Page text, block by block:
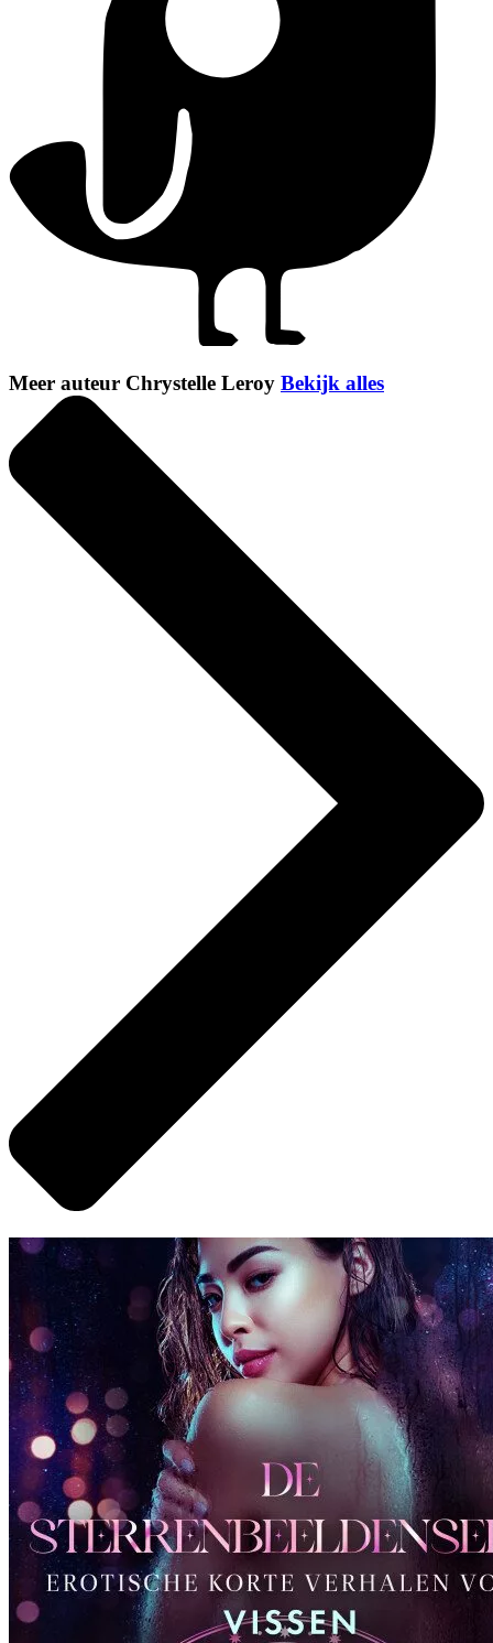
Meer auteur Chrystelle Leroy Bekijk alles